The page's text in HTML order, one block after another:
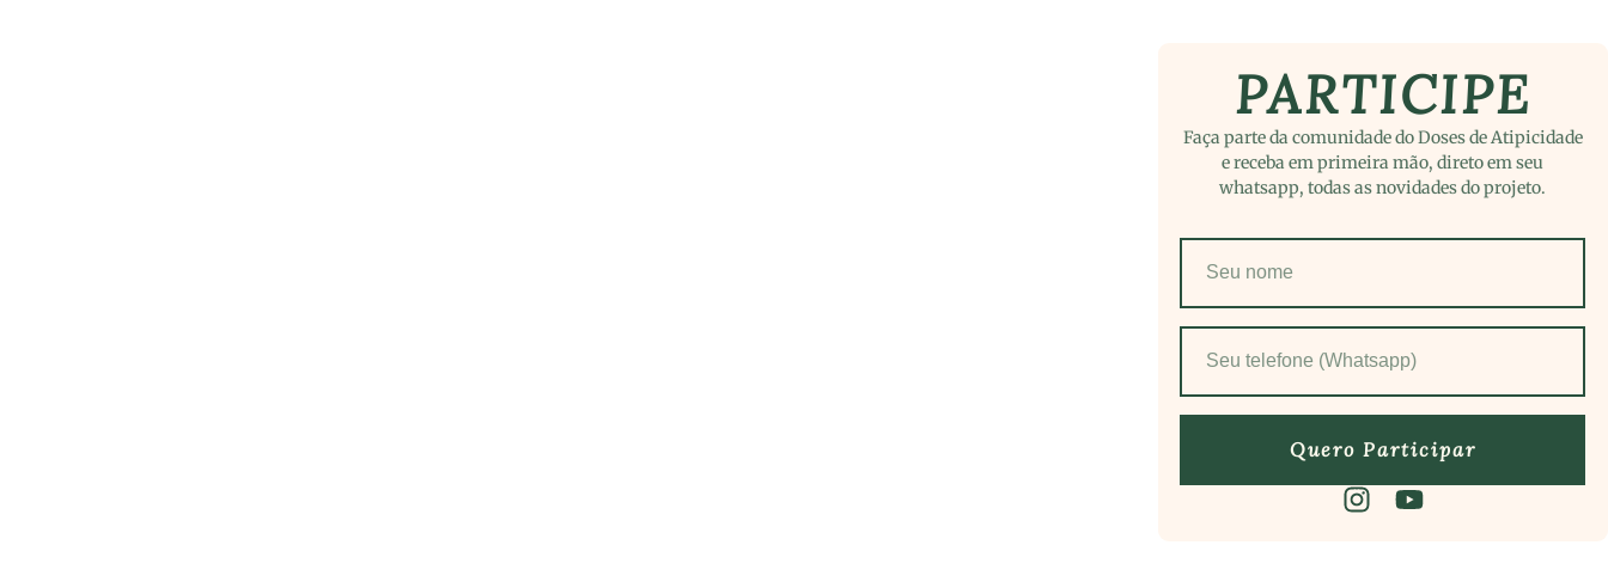
PARTICIPE
Faça parte da comunidade do Doses de Atipicidade
e receba em primeira mão, direto em seu
whatsapp, todas as novidades do projeto.
Quero Participar